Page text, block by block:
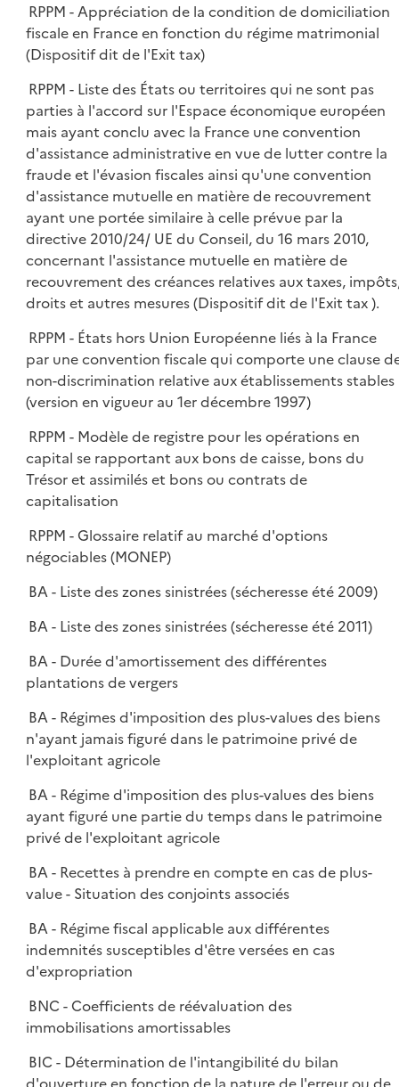
RPPM - Appréciation de la condition de domiciliation
fiscale en France en fonction du régime matrimonial
(Dispositif dit de l'Exit tax)
RPPM - Liste des États ou territoires qui ne sont pas
parties à l'accord sur l'Espace économique européen
mais ayant conclu avec la France une convention
d'assistance administrative en vue de lutter contre la
fraude et l'évasion fiscales ainsi qu'une convention
d'assistance mutuelle en matière de recouvrement
ayant une portée similaire à celle prévue par la
directive 2010/24/ UE du Conseil, du 16 mars 2010,
concernant l'assistance mutuelle en matière de
recouvrement des créances relatives aux taxes,
droits et autres mesures (Dispositif dit de l'Exit tax ).
RPPM - États hors Union Européenne liés à la France
par une convention fiscale qui comporte une clause
non-discrimination relative aux établissements stables
(version en vigueur au 1er décembre 1997)
RPPM - Modèle de registre pour les opérations en
capital se rapportant aux bons de caisse, bons du
Trésor et assimilés et bons ou contrats de
capitalisation
RPPM - Glossaire relatif au marché d'options
négociables (MONEP)
BA - Liste des zones sinistrées (sécheresse été 2009)
BA - Liste des zones sinistrées (sécheresse été 2011)
BA - Durée d'amortissement des différentes
plantations de vergers
BA - Régimes d'imposition des plus-values des biens
n'ayant jamais figuré dans le patrimoine privé de
l'exploitant agricole
BA - Régime d'imposition des plus-values des biens
ayant figuré une partie du temps dans le patrimoine
privé de l'exploitant agricole
BA - Recettes à prendre en compte en cas de plus-
value - Situation des conjoints associés
BA - Régime fiscal applicable aux différentes
indemnités susceptibles d'être versées en cas
d'expropriation
BNC - Coefficients de réévaluation des
immobilisations amortissables
BIC - Détermination de l'intangibilité du bilan